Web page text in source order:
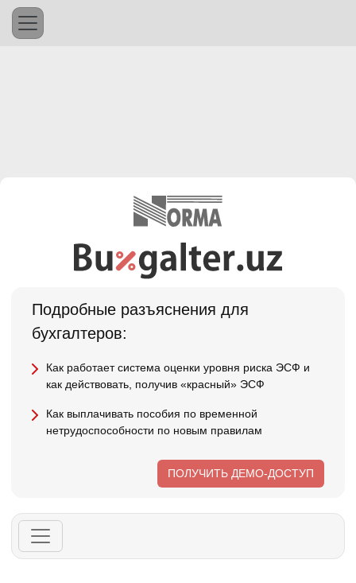
Подробные разъяснения для
бухгалтеров:
Как работает система оценки уровня риска ЭСФ и
как действовать, получив «красный» ЭСФ
Как выплачивать пособия по временной
нетрудоспособности по новым правилам
ПОЛУЧИТЬ ДЕМО-ДОСТУП